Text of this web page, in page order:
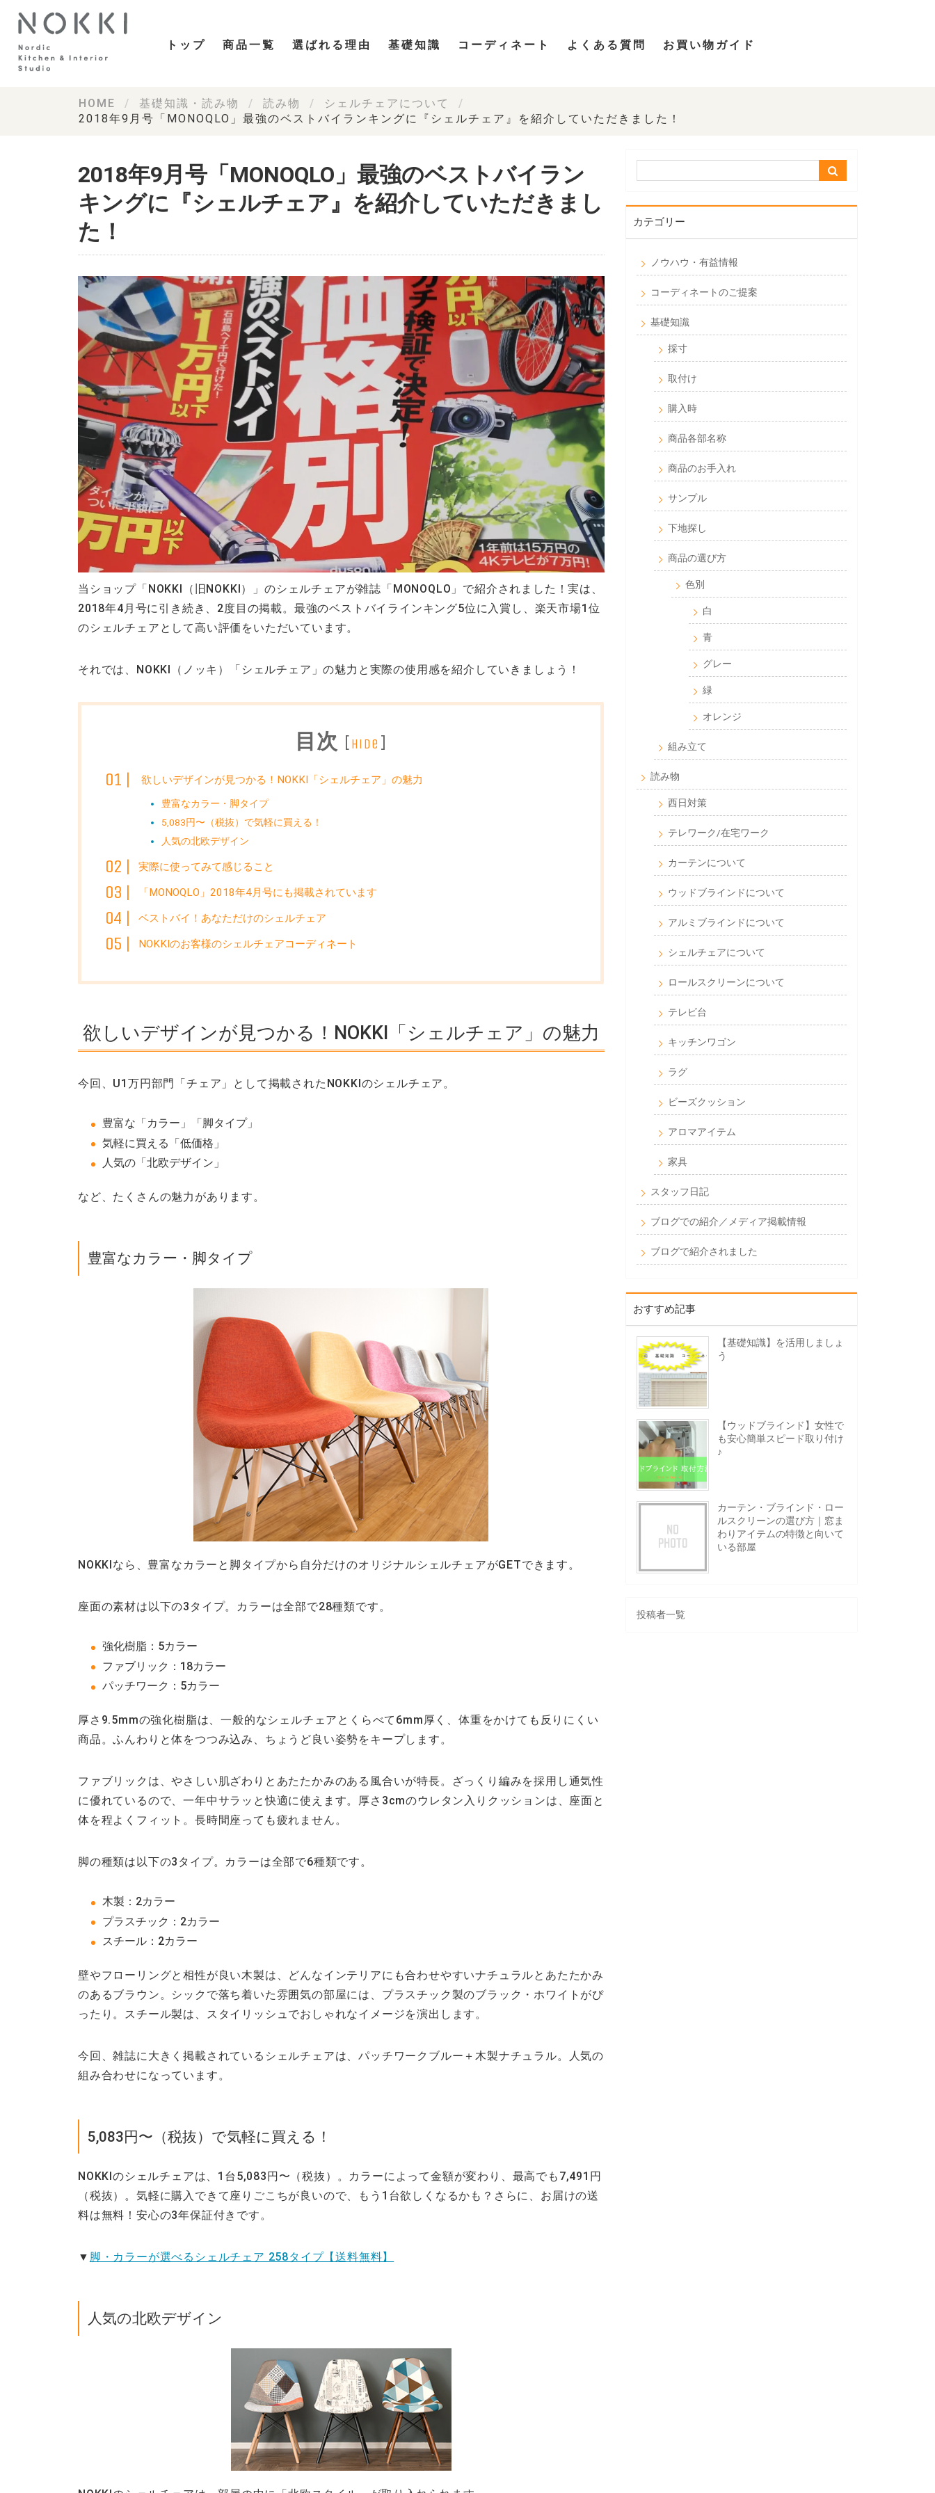
トップ 商品一覧 選ばれる理由 基礎知識 コーディネート よくある質問 お買い物ガイド
HOME 基礎知識・読み物 読み物
シェルチェアについて
2018年9月号「MONOQLO」最強のベストバイランキングに『シェルチェア』を紹介していただきました！
2018年9月号「MONOQLO」最強のベストバイラン
キングに『シェルチェア』を紹介していただきまし
た！
当ショップ「NOKKI（旧NOKKI）」のシェルチェアが雑誌「MONOQLO」で紹介されました！実は、
2018年4月号に引き続き、2度目の掲載。最強のベストバイラインキング5位に入賞し、楽天市場1位
のシェルチェアとして高い評価をいただいています。
それでは、NOKKI（ノッキ）「シェルチェア」の魅力と実際の使用感を紹介していきましょう！
目次 [hide ]
欲しいデザインが見つかる！NOKKI「シェルチェア」の魅力
豊富なカラー・脚タイプ
5,083円〜（税抜）で気軽に買える！
人気の北欧デザイン
実際に使ってみて感じること
「MONOQLO」2018年4月号にも掲載されています
ベストバイ！あなただけのシェルチェア
NOKKIのお客様のシェルチェアコーディネート
欲しいデザインが見つかる！NOKKI「シェルチェア」の魅力
今回、U1万円部門「チェア」として掲載されたNOKKIのシェルチェア。
豊富な「カラー」「脚タイプ」
気軽に買える「低価格」
人気の「北欧デザイン」
など、たくさんの魅力があります。
豊富なカラー・脚タイプ
NOKKIなら、豊富なカラーと脚タイプから自分だけのオリジナルシェルチェアがGETできます。
座面の素材は以下の3タイプ。カラーは全部で28種類です。
強化樹脂 ：5カラー
ファブリック ：18カラー
パッチワーク ：5カラー
厚さ9.5mmの強化樹脂は、一般的なシェルチェアとくらべて6mm厚く、体重をかけても反りにくい
商品。ふんわりと体をつつみ込み、ちょうど良い姿勢をキープします。
ファブリックは、やさしい肌ざわりとあたたかみのある風合いが特長。ざっくり編みを採用し通気性
に優れているので、一年中サラッと快適に使えます。厚さ3cmのウレタン入りクッションは、座面と
体を程よくフィット。長時間座っても疲れません。
脚の種類は以下の3タイプ。カラーは全部で6種類です。
木製 ：2カラー
プラスチック ：2カラー
スチール ：2カラー
壁やフローリングと相性が良い木製は、どんなインテリアにも合わせやすいナチュラルとあたたかみ
のあるブラウン。シックで落ち着いた雰囲気の部屋には、プラスチック製のブラック・ホワイトがぴ
ったり。スチール製は、スタイリッシュでおしゃれなイメージを演出します。
今回、雑誌に大きく掲載されているシェルチェアは、パッチワークブルー＋木製ナチュラル。人気の
組み合わせになっています。
5,083円〜（税抜）で気軽に買える！
NOKKIのシェルチェアは、1台5,083円〜（税抜）。カラーによって金額が変わり、最高でも7,491円
（税抜）。気軽に購入できて座りごこちが良いので、もう1台欲しくなるかも？さらに、お届けの送
料は無料！安心の3年保証付きです。
▼ 脚・カラーが選べるシェルチェア 258タイプ【送料無料】
人気の北欧デザイン
カテゴリー
ノウハウ・有益情報
コーディネートのご提案
基礎知識
採寸
取付け
購入時
商品各部名称
商品のお手入れ
サンプル
下地探し
商品の選び方
色別
白
青
グレー
緑
オレンジ
組み立て
読み物
西日対策
テレワーク/在宅ワーク
カーテンについて
ウッドブラインドについて
アルミブラインドについて
シェルチェアについて
ロールスクリーンについて
テレビ台
キッチンワゴン
ラグ
ビーズクッション
アロマアイテム
家具
スタッフ日記
ブログでの紹介／メディア掲載情報
ブログで紹介されました
おすすめ記事
【基礎知識】を活用しましょ
う
【ウッドブラインド】女性で
も安心簡単スピード取り付け
♪
カーテン・ブラインド・ロー
ルスクリーンの選び方｜窓ま
わりアイテムの特徴と向いて
いる部屋
投稿者一覧